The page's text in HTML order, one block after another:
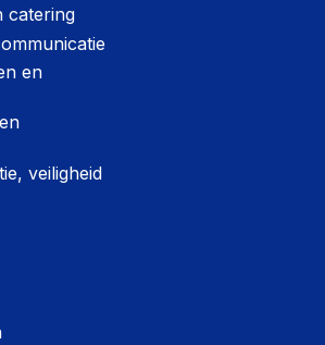
catering
en
veiligheid